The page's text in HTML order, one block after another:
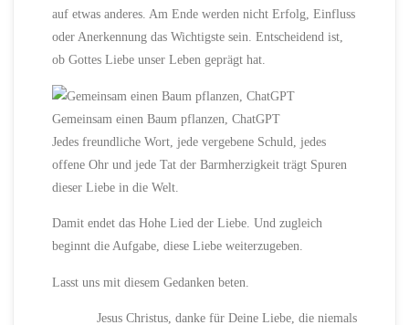
auf etwas anderes. Am Ende werden nicht Erfolg, Einfluss
oder Anerkennung das Wichtigste sein. Entscheidend ist,
ob Gottes Liebe unser Leben geprägt hat.
Gemeinsam einen Baum pflanzen, ChatGPT
Jedes freundliche Wort, jede vergebene Schuld, jedes
offene Ohr und jede Tat der Barmherzigkeit trägt Spuren
dieser Liebe in die Welt.
Damit endet das Hohe Lied der Liebe. Und zugleich
beginnt die Aufgabe, diese Liebe weiterzugeben.
Lasst uns mit diesem Gedanken beten.
Jesus Christus, danke für Deine Liebe, die niemals